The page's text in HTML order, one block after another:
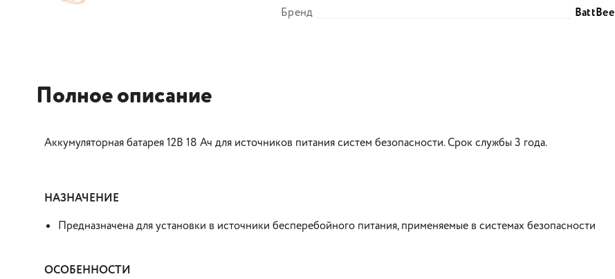
Бренд
BattBee
Полное описание
Аккумуляторная батарея 12В 18 Ач для источников питания систем безопасности. Срок службы 3 года.
НАЗНАЧЕНИЕ
Предназначена для установки в источники бесперебойного питания, применяемые в системах безопасности
ОСОБЕННОСТИ